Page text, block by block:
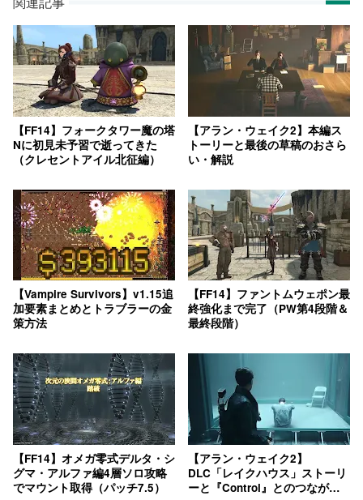
【FF14】フォークタワー魔の塔
Nに初見未予習で逝ってきた
（クレセントアイル北征編）
【アラン・ウェイク2】本編ス
トーリーと最後の草稿のおさら
い・解説
【Vampire Survivors】v1.15追
加要素まとめとトラブラーの金
策方法
【FF14】ファントムウェポン最
終強化まで完了（PW第4段階＆
最終段階）
【FF14】オメガ零式デルタ・シ
グマ・アルファ編4層ソロ攻略
でマウント取得（パッチ7.5）
【アラン・ウェイク2】
DLC「レイクハウス」ストーリ
ーと『Control』とのつながり